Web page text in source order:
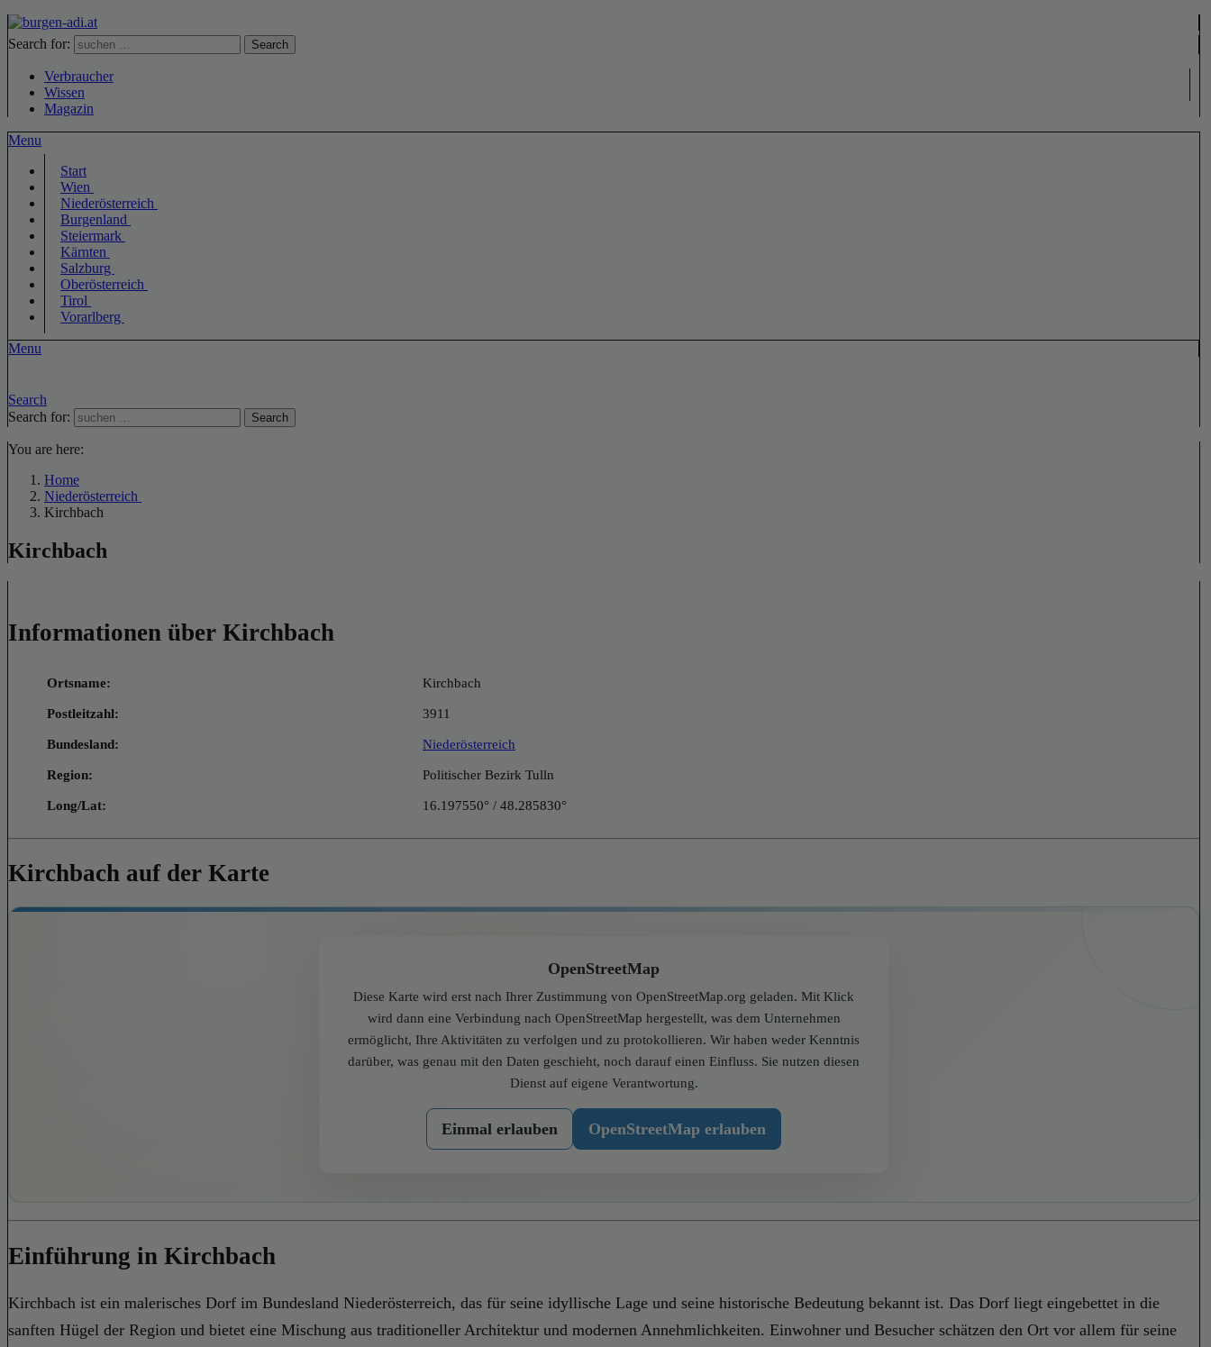
Search for: Search
Verbraucher
Wissen
Magazin
Menu
Start
Wien
Niederösterreich
Burgenland
Steiermark
Kärnten
Salzburg
Oberösterreich
Tirol
Vorarlberg
Menu
Search
Search for:
Search
You are here:
Home
Niederösterreich
Kirchbach
Kirchbach
Informationen über Kirchbach
Ortsname: Kirchbach
Postleitzahl: 3911
Bundesland: Niederösterreich
Region: Politischer Bezirk Tulln
Long/Lat: 16.197550° / 48.285830°
Kirchbach auf der Karte
OpenStreetMap
Diese Karte wird erst nach Ihrer Zustimmung von OpenStreetMap.org geladen. Mit Klick
wird dann eine Verbindung nach OpenStreetMap hergestellt, was dem Unternehmen
ermöglicht, Ihre Aktivitäten zu verfolgen und zu protokollieren. Wir haben weder Kenntnis
darüber, was genau mit den Daten geschieht, noch darauf einen Einfluss. Sie nutzen diesen
Dienst auf eigene Verantwortung.
Einmal erlauben OpenStreetMap erlauben
Einführung in Kirchbach
Kirchbach ist ein malerisches Dorf im Bundesland Niederösterreich, das für seine idyllische Lage und seine historische Bedeutung bekannt ist. Das Dorf liegt eingebettet in die
sanften Hügel der Region und bietet eine Mischung aus traditioneller Architektur und modernen Annehmlichkeiten. Einwohner und Besucher schätzen den Ort vor allem für seine